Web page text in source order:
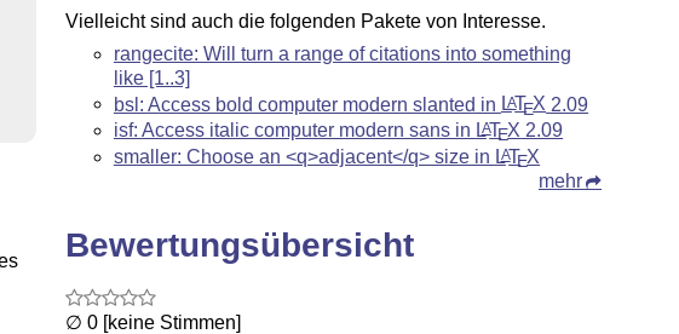
Vielleicht sind auch die folgenden Pakete von Interesse.
rangecite: Will turn a range of citations into something
like [1..3]
bsl: Access bold computer modern slanted in LATEX 2.09
isf: Access italic computer modern sans in LATEX 2.09
smaller: Choose an <q>adjacent</q> size in LATEX
mehr
Bewertungsübersicht
∅ 0 [keine Stimmen]